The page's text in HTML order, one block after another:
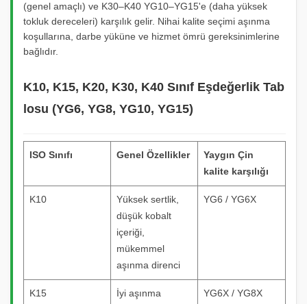
(genel amaçlı) ve K30–K40 YG10–YG15'e (daha yüksek
tokluk dereceleri) karşılık gelir. Nihai kalite seçimi aşınma
koşullarına, darbe yüküne ve hizmet ömrü gereksinimlerine
bağlıdır.
K10, K15, K20, K30, K40 Sınıf Eşdeğerlik Tab
losu (YG6, YG8, YG10, YG15)
ISO Sınıfı Genel Özellikler
Yaygın Çin
kalite karşılığı
K10
Yüksek sertlik,
düşük kobalt
içeriği,
mükemmel
aşınma direnci
YG6 / YG6X
K15
İyi aşınma
YG6X / YG8X